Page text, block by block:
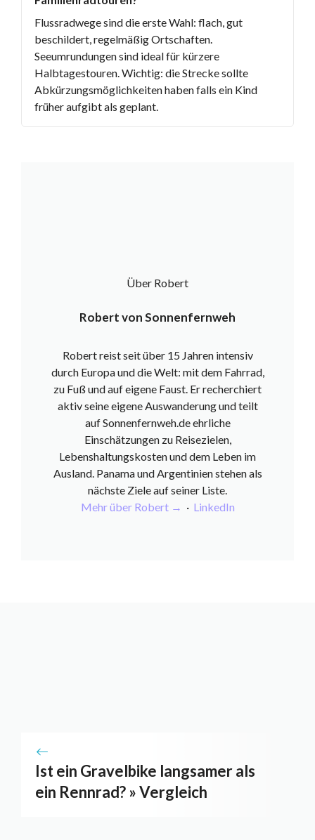
Flussradwege sind die erste Wahl: flach, gut
beschildert, regelmäßig Ortschaften.
Seeumrundungen sind ideal für kürzere
Halbtagestouren. Wichtig: die Strecke sollte
Abkürzungsmöglichkeiten haben falls ein Kind
früher aufgibt als geplant.
Über Robert
Robert von Sonnenfernweh
Robert reist seit über 15 Jahren intensiv
durch Europa und die Welt: mit dem Fahrrad,
zu Fuß und auf eigene Faust. Er recherchiert
aktiv seine eigene Auswanderung und teilt
auf Sonnenfernweh.de ehrliche
Einschätzungen zu Reisezielen,
Lebenshaltungskosten und dem Leben im
Ausland. Panama und Argentinien stehen als
nächste Ziele auf seiner Liste.
Mehr über Robert → · LinkedIn
Ist ein Gravelbike langsamer als
ein Rennrad? » Vergleich